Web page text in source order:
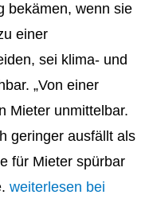
bekämen, wenn sie
einer
sei klima- und
„Von einer
Mieter unmittelbar.
geringer ausfällt als
für Mieter spürbar
weiterlesen bei